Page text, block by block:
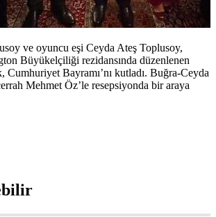
ve oyuncu eşi Ceyda Ateş Toplusoy,
Büyükelçiliği rezidansında düzenlenen
Cumhuriyet Bayramı’nı kutladı. Buğra-Ceyda
Mehmet Öz’le resepsiyonda bir araya